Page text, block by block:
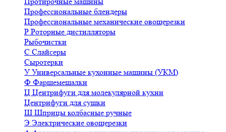
Профессиональные блендеры
Профессиональные механические овощерезки
Р Роторные дистилляторы
Рыбочистки
С Слайсеры
Сыротерки
У Универсальные кухонные машины (УКМ)
Ф Фаршемешалки
Ц Центрифуги для молекулярной кухни
Центрифуги для сушки
Ш Шприцы колбасные ручные
Э Электрические овощерезки